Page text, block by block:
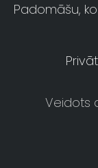
Padomāšu,
Veidots